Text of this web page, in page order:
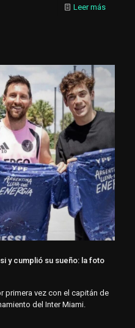
Leer más
y cumplió su sueño: la foto
primera vez con el capitán de
del Inter Miami.